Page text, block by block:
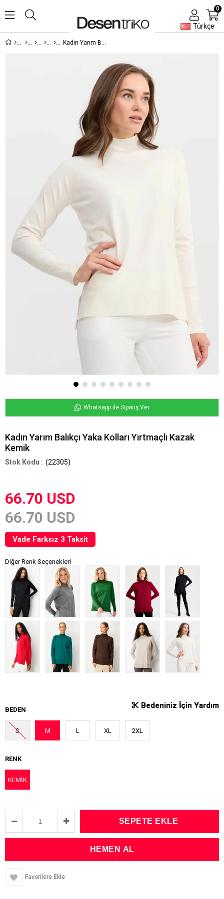
Türkçe
0
Kadın Yarım Balıkçı Yaka Kolları Yırtmaçlı Kazak Kemik
Whatsapp ile Sipariş Ver
Kadın Yarım Balıkçı Yaka Kolları Yırtmaçlı Kazak
Kemik
(22305)
66.70 USD
66.70 USD
Vade Farksız 3 Taksit
Diğer Renk Seçenekleri
Bedeniniz İçin Yardım
BEDEN
S M L XL 2XL
Bedeniniz İçin Yardım
RENK
KEMİK
Favorilere Ekle